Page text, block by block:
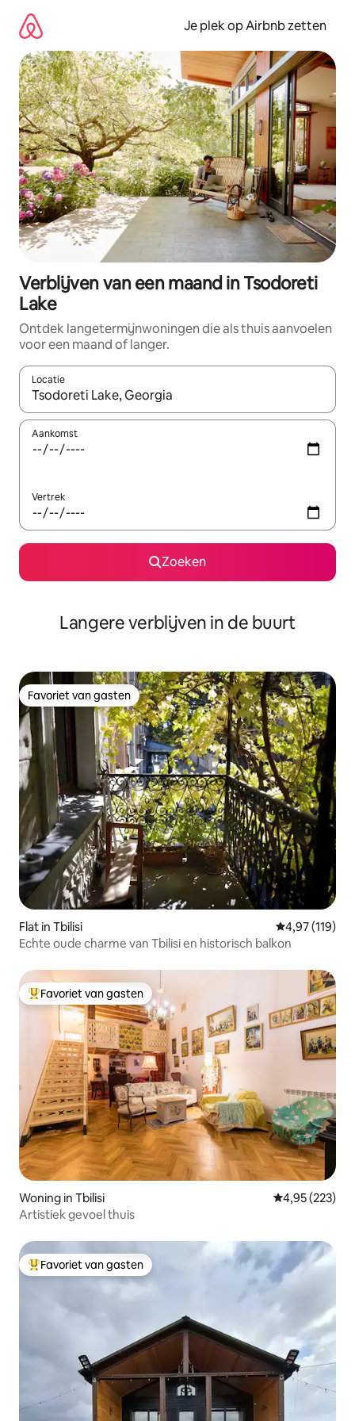
direct
naar
inhoud
Je plek op Airbnb zetten
Verblijven van een maand in Tsodoreti
Lake
Ontdek langetermijnwoningen die als thuis aanvoelen
voor een maand of langer.
Locatie
Wanneer er resultaten beschikbaar zijn, maak je een keuze
Aankomst
Vertrek
Zoeken
Langere verblijven in de buurt
Favoriet van gasten
Favoriet van gasten
Flat in Tbilisi Gemiddelde
4,97 (119)
Echte oude charme van Tbilisi en historisch balkon
Topfavoriet van gasten
Favoriet van gasten
Woning in Tbilisi Gemiddelde
4,95 (223)
Artistiek gevoel thuis
Topfavoriet van gasten
Favoriet van gasten